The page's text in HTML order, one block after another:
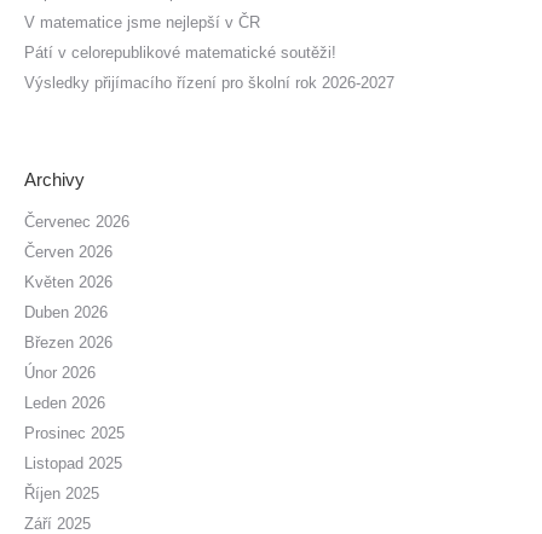
V matematice jsme nejlepší v ČR
Pátí v celorepublikové matematické soutěži!
Výsledky přijímacího řízení pro školní rok 2026-2027
Archivy
Červenec 2026
Červen 2026
Květen 2026
Duben 2026
Březen 2026
Únor 2026
Leden 2026
Prosinec 2025
Listopad 2025
Říjen 2025
Září 2025